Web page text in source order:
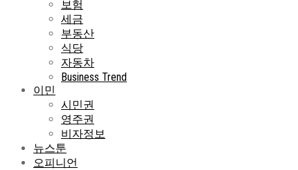
보험
세금
부동산
식당
자동차
Business Trend
이민
시민권
영주권
비자정보
뉴스툰
오피니언